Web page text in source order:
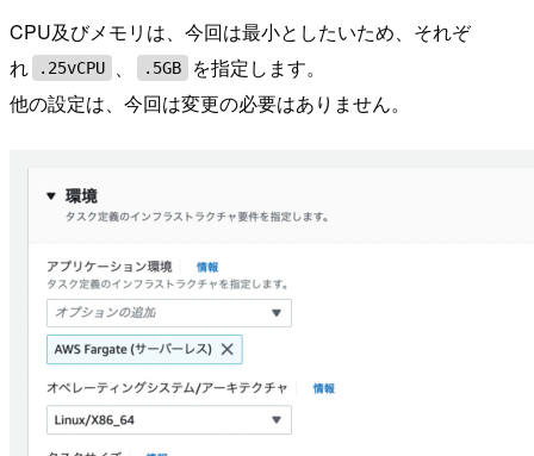
CPU及びメモリは、今回は最小としたいため、それぞ
れ
.25vCPU 、 .5GB
を指定します。
他の設定は、今回は変更の必要はありません。